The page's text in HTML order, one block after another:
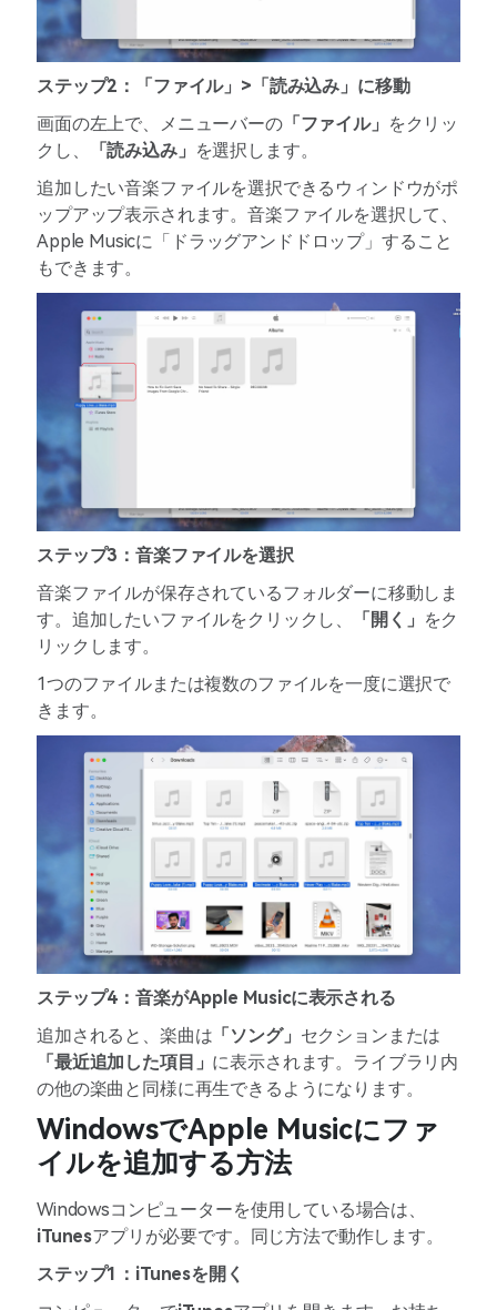
ステップ2：「ファイル」>「読み込み」に移動
画面の左上で、メニューバーの「ファイル」 をクリッ
クし、
「読み込み」 を選択します。
追加したい音楽ファイルを選択できるウィンドウがポ
ップアップ表示されます。音楽ファイルを選択して、
Apple Musicに「ドラッグアンドドロップ」すること
もできます。
ステップ3：音楽ファイルを選択
音楽ファイルが保存されているフォルダーに移動しま
す。追加したいファイルをクリックし、
「開く」 をク
リックします。
1つのファイルまたは複数のファイルを一度に選択で
きます。
ステップ4：音楽がApple Musicに表示される
追加されると、楽曲は 「ソング」 セクションまたは
「最近追加した項目」 に表示されます。ライブラリ内
の他の楽曲と同様に再生できるようになります。
WindowsでApple Musicにファ
イルを追加する方法
Windowsコンピューターを使用している場合は、
iTunesアプリが必要です。同じ方法で動作します。
ステップ1：iTunesを開く